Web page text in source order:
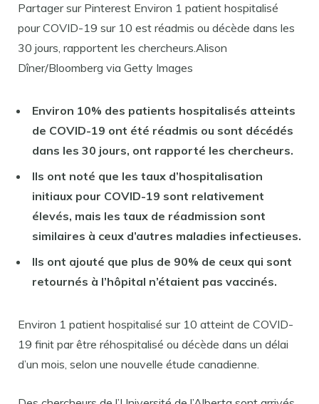
Partager sur Pinterest Environ 1 patient hospitalisé
pour COVID-19 sur 10 est réadmis ou décède dans les
30 jours, rapportent les chercheurs.Alison
Dîner/Bloomberg via Getty Images
Environ 10% des patients hospitalisés atteints
de COVID-19 ont été réadmis ou sont décédés
dans les 30 jours, ont rapporté les chercheurs.
Ils ont noté que les taux d’hospitalisation
initiaux pour COVID-19 sont relativement
élevés, mais les taux de réadmission sont
similaires à ceux d’autres maladies infectieuses.
Ils ont ajouté que plus de 90% de ceux qui sont
retournés à l’hôpital n’étaient pas vaccinés.
Environ 1 patient hospitalisé sur 10 atteint de COVID-
19 finit par être réhospitalisé ou décède dans un délai
d’un mois, selon une nouvelle étude canadienne.